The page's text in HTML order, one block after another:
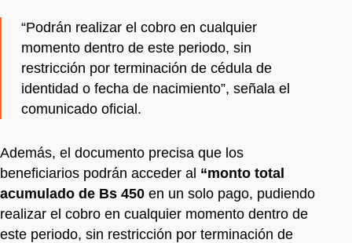
“Podrán realizar el cobro en cualquier
momento dentro de este periodo, sin
restricción por terminación de cédula de
identidad o fecha de nacimiento”, señala el
comunicado oficial.
Además, el documento precisa que los
beneficiarios podrán acceder al “monto total
acumulado de Bs 450 en un solo pago, pudiendo
realizar el cobro en cualquier momento dentro de
este periodo, sin restricción por terminación de